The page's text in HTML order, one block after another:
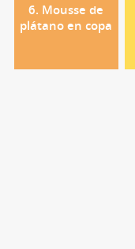
6. Mousse de
plátano en copa